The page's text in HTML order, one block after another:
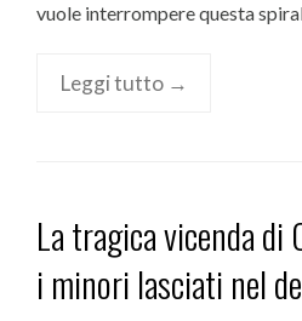
vuole interrompere questa
Leggi tutto →
La tragica vicenda di
i minori lasciati nel